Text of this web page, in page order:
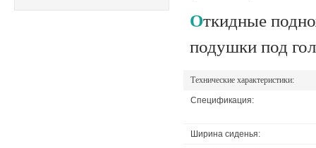
Откидные подножки принимают горизонтальное положение, имеют мягкие
подушки под
Технические характеристики:
Спецификация:
Ширина сиденья: